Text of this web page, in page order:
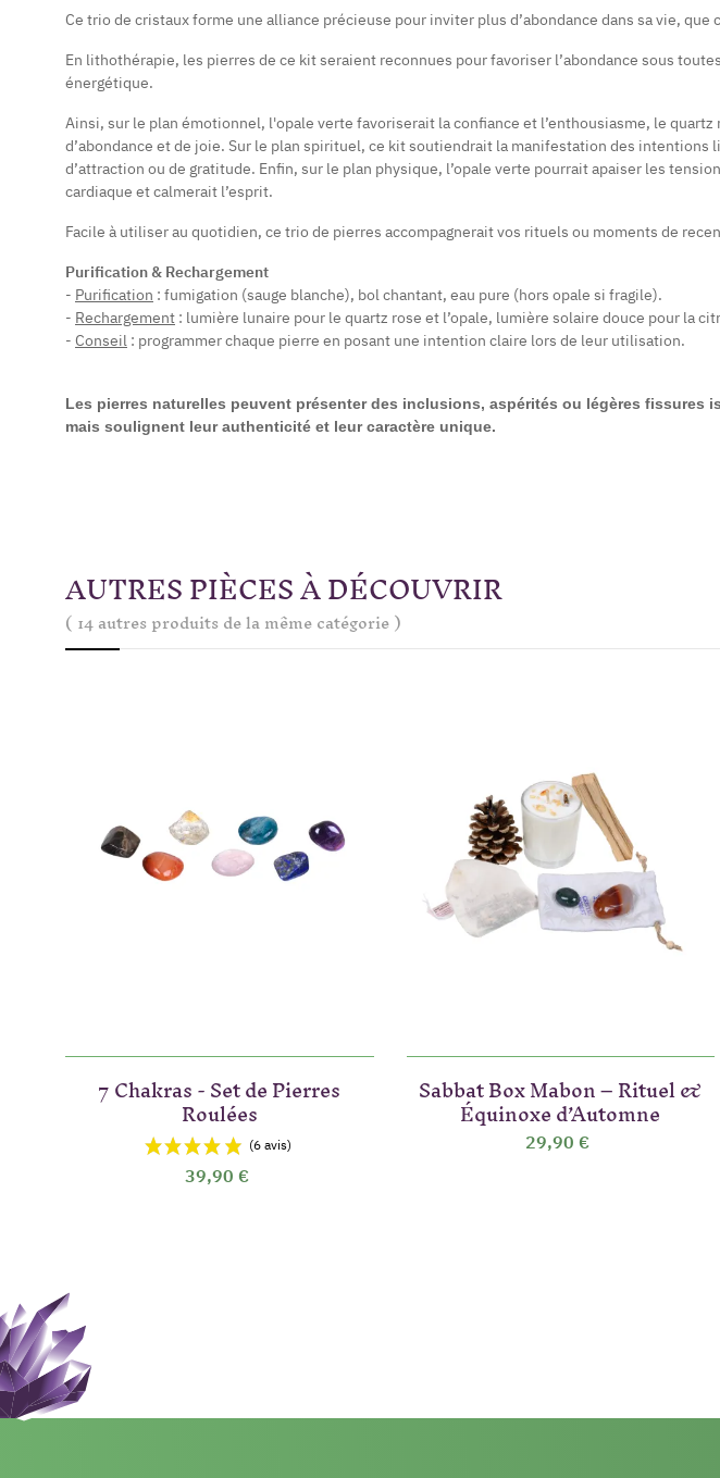
Ce trio de cristaux forme une alliance précieuse pour inviter plus d’abondance dans sa vie,
En lithothérapie, les pierres de ce kit seraient reconnues pour favoriser l’abondance sous
énergétique.
Ainsi, sur le plan émotionnel, l'opale verte favoriserait la confiance et l’enthousiasme, le
d’abondance et de joie. Sur le plan spirituel, ce kit soutiendrait la manifestation des
d’attraction ou de gratitude. Enfin, sur le plan physique, l’opale verte pourrait apaiser les
cardiaque et calmerait l’esprit.
Facile à utiliser au quotidien, ce trio de pierres accompagnerait vos rituels ou moments de
Purification & Rechargement
- Purification : fumigation (sauge blanche), bol chantant, eau pure (hors opale si fragile).
- Rechargement : lumière lunaire pour le quartz rose et l’opale, lumière solaire douce pour la
- Conseil : programmer chaque pierre en posant une intention claire lors de leur utilisation.
Les pierres naturelles peuvent présenter des inclusions, aspérités ou légères
mais soulignent leur authenticité et leur caractère unique.
AUTRES PIÈCES À DÉCOUVRIR
( 14 autres produits de la même catégorie )
7 Chakras - Set de Pierres
Roulées
39,90 €
Sabbat Box Mabon – Rituel &
Équinoxe d’Automne
29,90 €